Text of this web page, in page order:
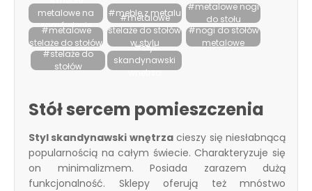
metalowe na
zamówienie
#meble z metalu
#metalowe nogi
do stołu
#metalowe
stelaże do stołów
#metalowe
stelaże do stołów
w stylu
skandynawskim
#nogi do stołów
metalowe
#stelaże do
stołów
#styl
skandynawski
wnętrza
Stół sercem pomieszczenia
Styl skandynawski wnętrzacieszy się niesłabnącą
popularnością na całym świecie. Charakteryzuje się
on minimalizmem. Posiada zarazem dużą
funkcjonalność. Sklepy oferują też mnóstwo